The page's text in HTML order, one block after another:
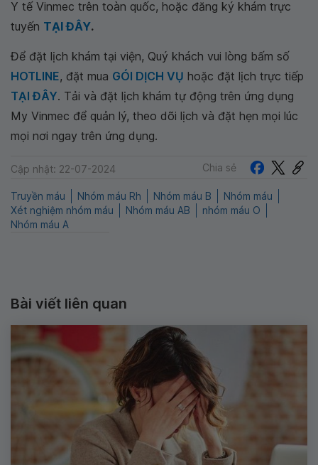
thống Y tế Vinmec trên toàn quốc, hoặc đăng ký khám
trực tuyếnTẠI ĐÂY
Để đặt lịch khám tại viện, Quý khách vui lòng bấm số
HOTLINE, đặt mua GÓI DỊCH VỤ hoặc đặt lịch trực tiếp
TẠI ĐÂY. Tải và đặt lịch khám tự động trên ứng dụng
My Vinmec để quản lý, theo dõi lịch và đặt hẹn mọi lúc
mọi nơi ngay trên ứng dụng.
Cập nhật: 22-07-2024 Chia sẻ
Truyền máu Nhóm máu Rh Nhóm máu B
Nhóm máu
Xét nghiệm nhóm máu
Nhóm máu AB
nhóm máu O
Nhóm máu A
Bài viết liên quan